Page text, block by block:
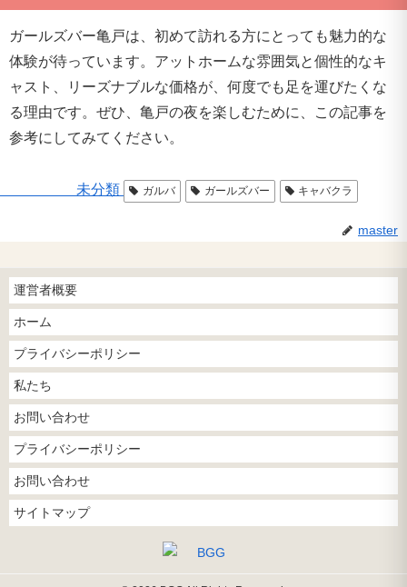
ガールズバー亀戸は、初めて訪れる方にとっても魅力的な
体験が待っています。アットホームな雰囲気と個性的なキ
ャスト、リーズナブルな価格が、何度でも足を運びたくな
る理由です。ぜひ、亀戸の夜を楽しむために、この記事を
参考にしてみてください。
未分類 ガルバ ガールズバー キャバクラ
master
運営者概要
ホーム
プライバシーポリシー
私たち
お問い合わせ
プライバシーポリシー
お問い合わせ
サイトマップ